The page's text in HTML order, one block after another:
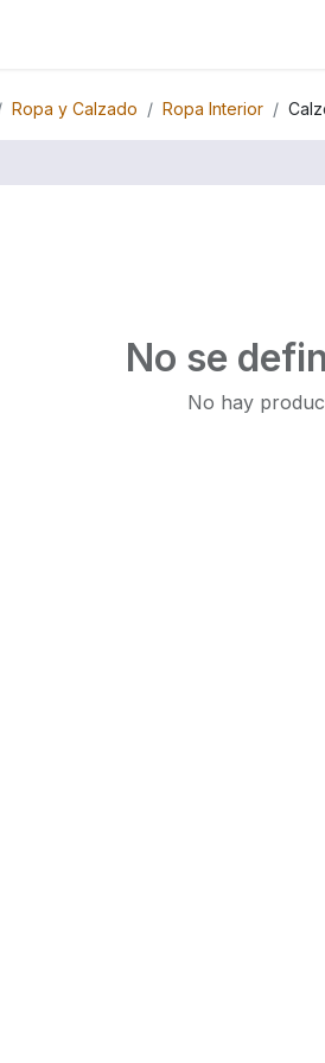
Ropa y Calzado Ropa Interior
No se
No hay